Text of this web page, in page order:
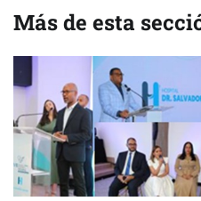
Más de esta